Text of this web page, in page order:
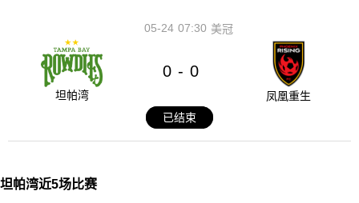
07:30
05-24 美冠
坦帕湾
0 - 0
凤凰重生
已结束
坦帕湾近5场比赛